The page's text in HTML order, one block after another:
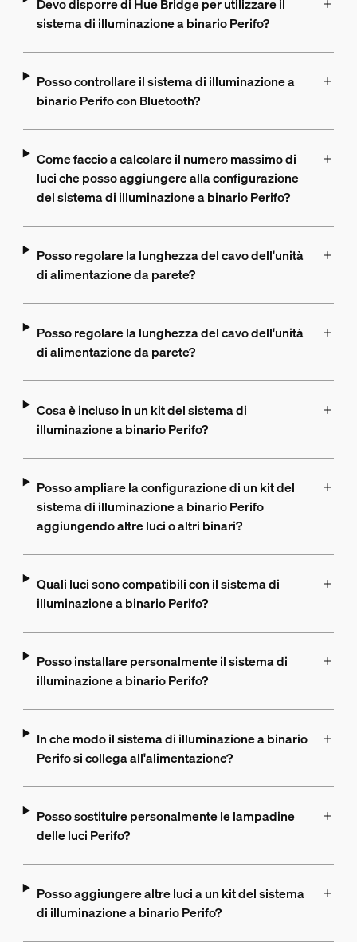
Devo disporre di Hue Bridge per utilizzare il
sistema di illuminazione a binario Perifo?
Posso controllare il sistema di illuminazione a
binario Perifo con Bluetooth?
Come faccio a calcolare il numero massimo di
luci che posso aggiungere alla configurazione
del sistema di illuminazione a binario Perifo?
Posso regolare la lunghezza del cavo dell'unità
di alimentazione da parete?
Posso regolare la lunghezza del cavo dell'unità
di alimentazione da parete?
Cosa è incluso in un kit del sistema di
illuminazione a binario Perifo?
Posso ampliare la configurazione di un kit del
sistema di illuminazione a binario Perifo
aggiungendo altre luci o altri binari?
Quali luci sono compatibili con il sistema di
illuminazione a binario Perifo?
Posso installare personalmente il sistema di
illuminazione a binario Perifo?
In che modo il sistema di illuminazione a binario
Perifo si collega all'alimentazione?
Posso sostituire personalmente le lampadine
delle luci Perifo?
Posso aggiungere altre luci a un kit del sistema
di illuminazione a binario Perifo?